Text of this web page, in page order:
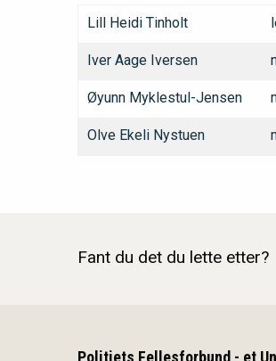
Lill Heidi Tinholt
Iver Aage Iversen
Øyunn Myklestul-Jensen
Olve Ekeli Nystuen
Fant du det du lette etter?
Politiets Fellesforbund - et